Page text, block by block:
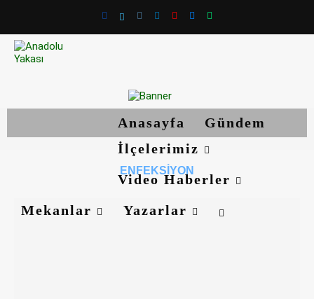
Anasayfa
Gündem
İlçelerimiz
Video Haberler
Mekanlar
Yazarlar
ENFEKSIYON